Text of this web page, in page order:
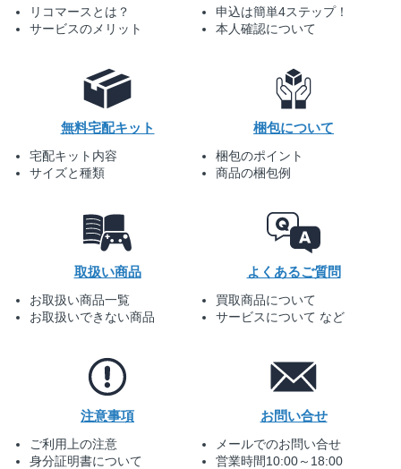
リコマースとは？
サービスのメリット
申込は簡単4ステップ！
本人確認について
無料宅配キット
宅配キット内容
サイズと種類
梱包について
梱包のポイント
商品の梱包例
取扱い商品
お取扱い商品一覧
お取扱いできない商品
よくあるご質問
買取商品について
サービスについて など
注意事項
ご利用上の注意
身分証明書について
お問い合せ
メールでのお問い合せ
営業時間10:00～18:00